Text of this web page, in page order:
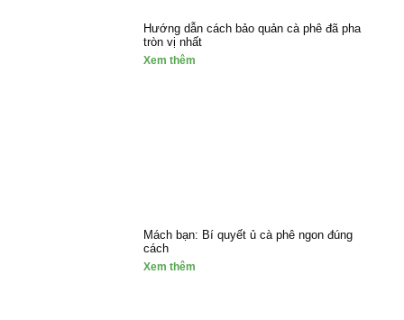
Hướng dẫn cách bảo quản cà phê đã pha
tròn vị nhất
Xem thêm
Mách bạn: Bí quyết ủ cà phê ngon đúng
cách
Xem thêm